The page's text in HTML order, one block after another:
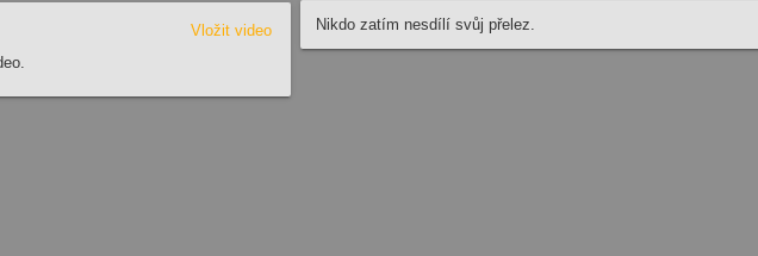
Vložit video
Nikdo zatím nesdílí svůj přelez.